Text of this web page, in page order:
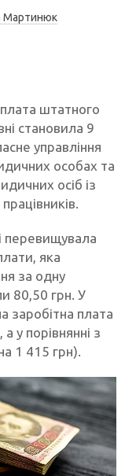
Мартинюк
штатного
становила 9
управління
особах та
осіб із
перевищувала
яка
за одну
80,50 грн. У
заробітна плата
у порівнянні з
1 415 грн).